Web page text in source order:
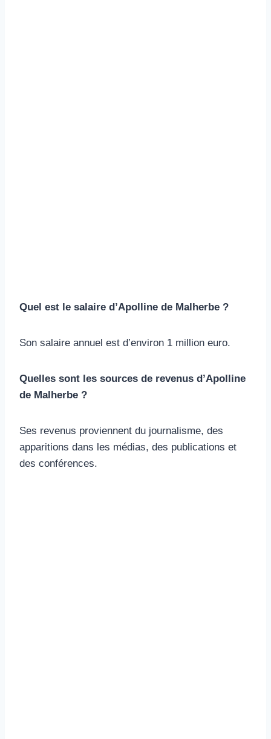
Quel est le salaire d’Apolline de Malherbe ?
Son salaire annuel est d’environ 1 million euro.
Quelles sont les sources de revenus d’Apolline
de Malherbe ?
Ses revenus proviennent du journalisme, des
apparitions dans les médias, des publications et
des conférences.